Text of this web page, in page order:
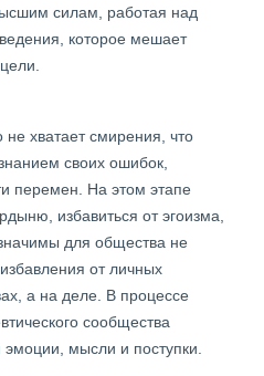
силам, работая над
которое мешает
не хватает смирения, что
своих ошибок,
перемен. На этом этапе
избавиться от эгоизма,
для общества не
от личных
а на деле. В процессе
сообщества
мысли и поступки.